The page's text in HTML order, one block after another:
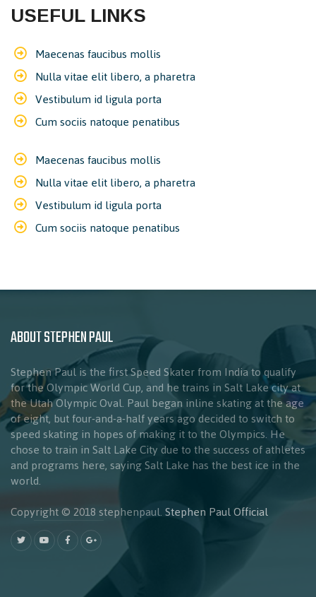
USEFUL LINKS
Maecenas faucibus mollis
Nulla vitae elit libero, a pharetra
Vestibulum id ligula porta
Cum sociis natoque penatibus
Maecenas faucibus mollis
Nulla vitae elit libero, a pharetra
Vestibulum id ligula porta
Cum sociis natoque penatibus
ABOUT STEPHEN PAUL
Stephen Paul is the first Speed Skater from India to qualify
for the Olympic World Cup, and he trains in Salt Lake city at
the Utah Olympic Oval. Paul began inline skating at the age
of eight, but four-and-a-half years ago decided to switch to
speed skating in hopes of making it to the Olympics. He
chose to train in Salt Lake City due to the success of athletes
and programs here, saying Salt Lake has the best ice in the
world.
Copyright © 2018 stephenpaul.Stephen Paul Official